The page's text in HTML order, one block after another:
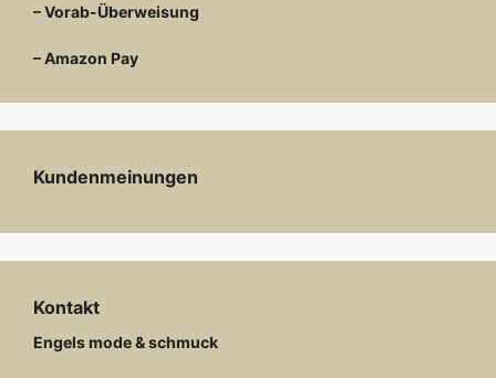
– Vorab-Überweisung
– Amazon Pay
Kundenmeinungen
Kontakt
Engels mode & schmuck